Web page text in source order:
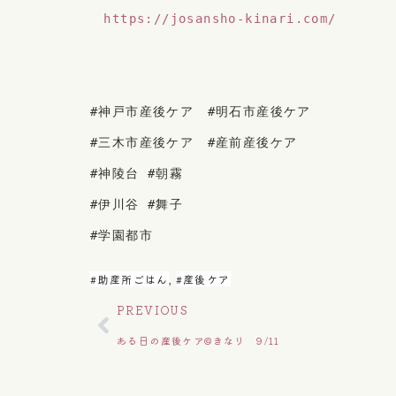
https://josansho-kinari.com/
#神戸市産後ケア　#明石市産後ケア
#三木市産後ケア　#産前産後ケア
#神陵台 #朝霧
#伊川谷 #舞子
#学園都市
#助産所ごはん #産後ケア
PREVIOUS
ある日の産後ケア@きなり 9/11